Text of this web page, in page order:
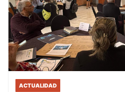
ACTUALIDAD